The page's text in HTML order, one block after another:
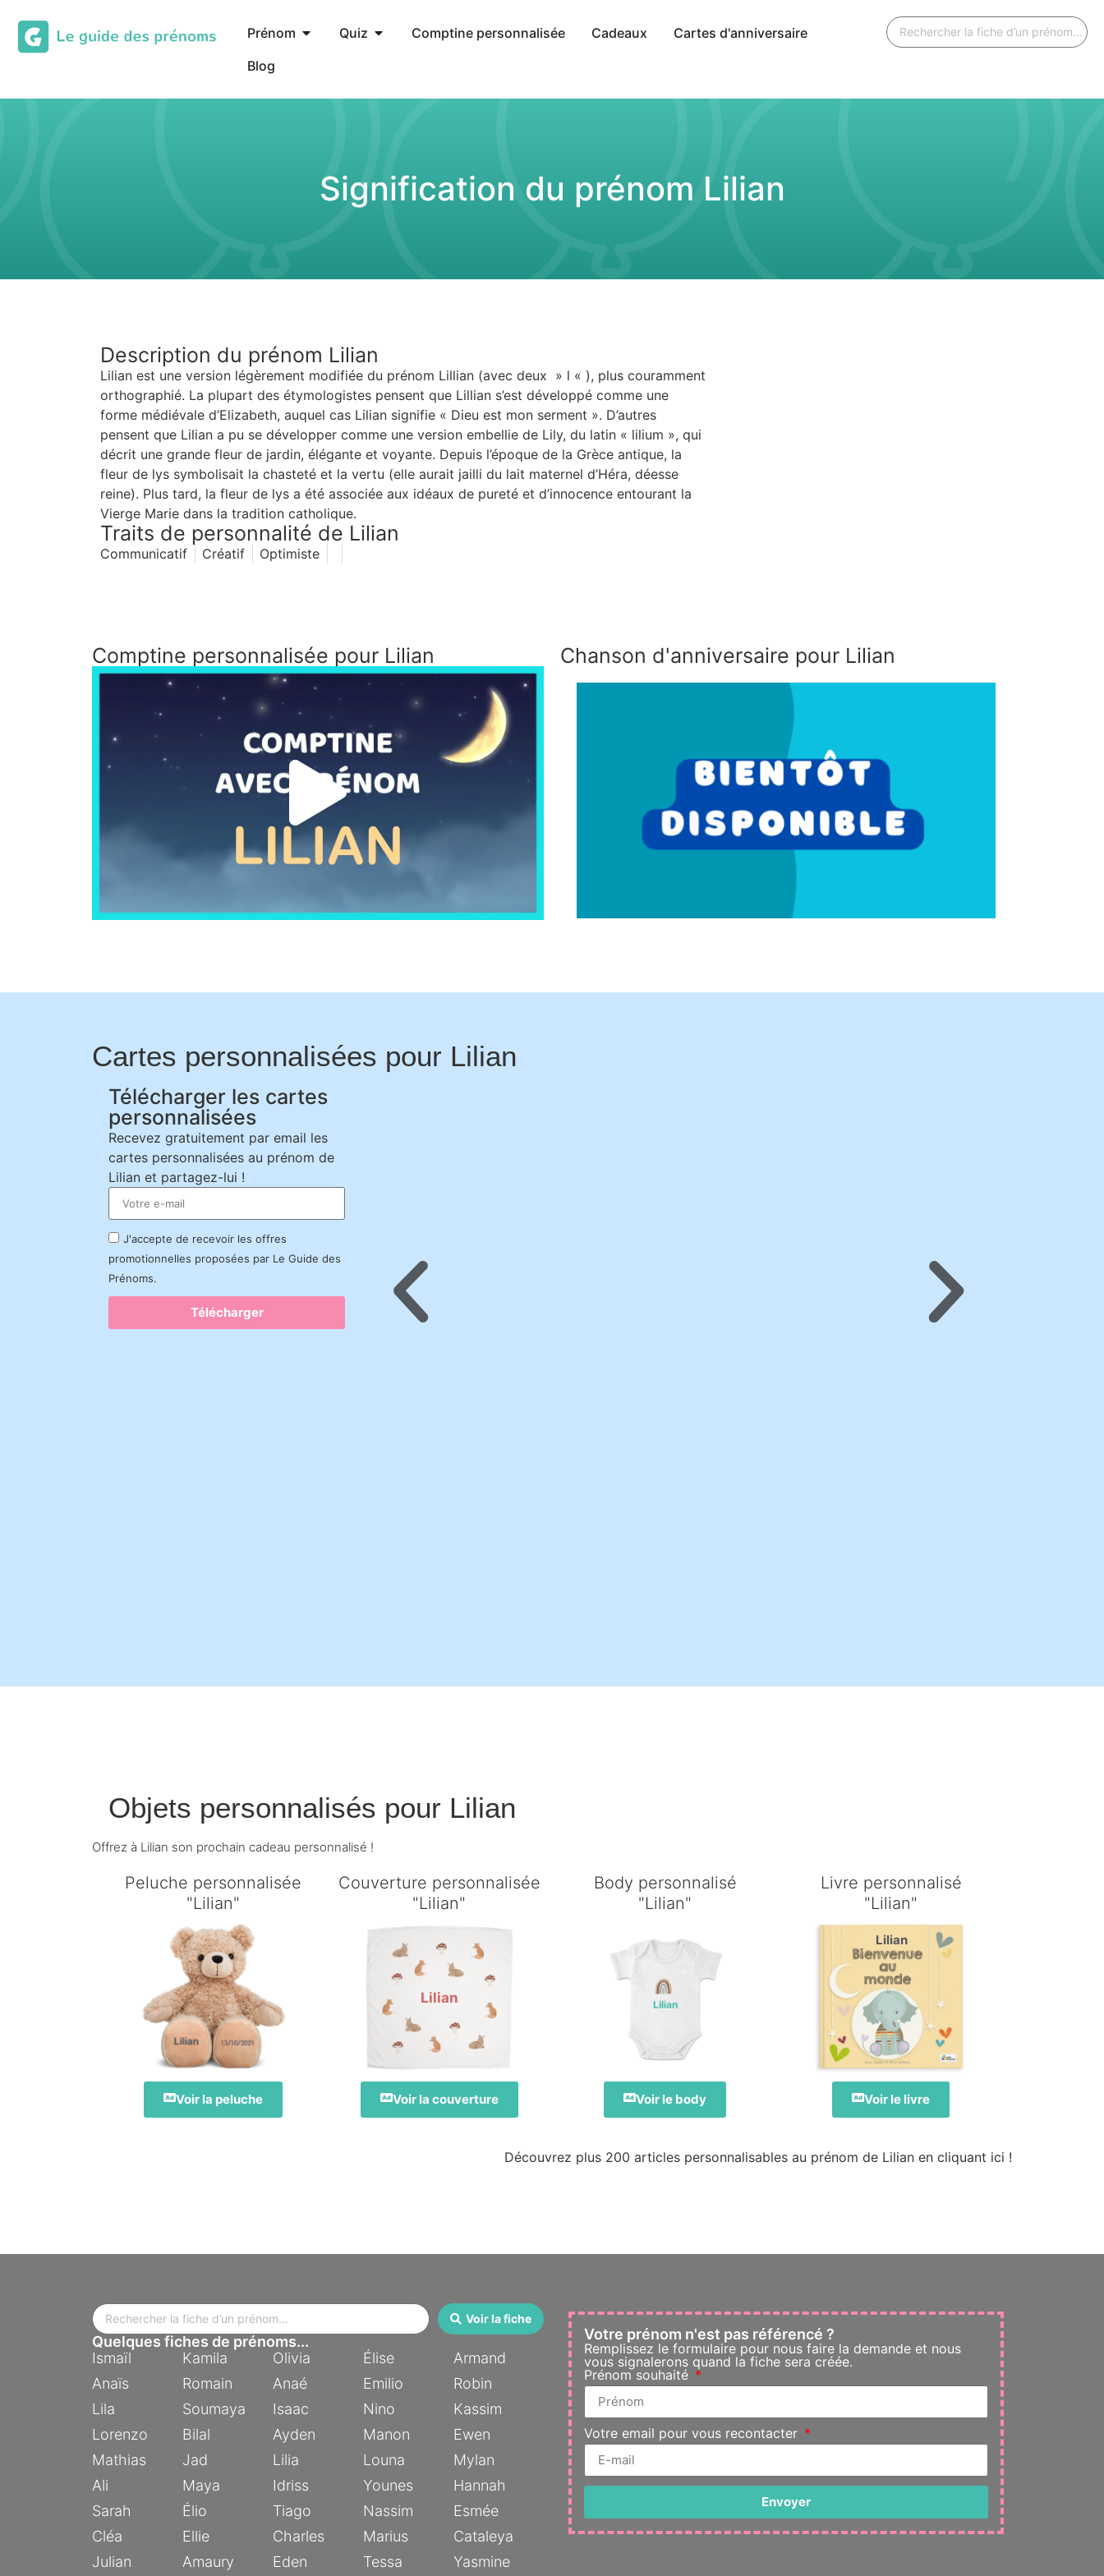
Prénom Quiz Comptine personnalisée Cadeaux
Cartes d'anniversaire
Blog
Signification du prénom Lilian
Description du prénom Lilian
Lilian est une version légèrement modifiée du prénom Lillian (avec deux » l « ), plus couramment
orthographié. La plupart des étymologistes pensent que Lillian s’est développé comme une
forme médiévale d’Elizabeth, auquel cas Lilian signifie « Dieu est mon serment ». D’autres
pensent que Lilian a pu se développer comme une version embellie de Lily, du latin « lilium », qui
décrit une grande fleur de jardin, élégante et voyante. Depuis l’époque de la Grèce antique, la
fleur de lys symbolisait la chasteté et la vertu (elle aurait jailli du lait maternel d’Héra, déesse
reine). Plus tard, la fleur de lys a été associée aux idéaux de pureté et d’innocence entourant la
Vierge Marie dans la tradition catholique.
Traits de personnalité de Lilian
Communicatif Créatif Optimiste
Comptine personnalisée pour Lilian Chanson d'anniversaire pour Lilian
Cartes personnalisées pour Lilian
Télécharger les cartes
personnalisées
Recevez gratuitement par email les
cartes personnalisées au prénom de
Lilian et partagez-lui !
J'accepte de recevoir les offres
promotionnelles proposées par Le Guide des
Prénoms.
Télécharger
Objets personnalisés pour Lilian
Offrez à Lilian son prochain cadeau personnalisé !
Peluche personnalisée
"Lilian"
Lilian
Voir la peluche
Couverture personnalisée
"Lilian"
Lilian
Voir la couverture
Body personnalisé
"Lilian"
Lilian
Voir le body
Livre personnalisé
"Lilian"
Lilian
Voir le livre
Découvrez plus 200 articles personnalisables au prénom de Lilian en cliquant ici !
Voir la fiche
Quelques fiches de prénoms...
Ismaïl
Kamila Olivia Élise
Armand
Anaïs
Romain Anaé Emilio
Robin
Lila
Soumaya Isaac Nino
Kassim
Lorenzo
Bilal Ayden Manon
Ewen
Mathias
Jad Lilia Louna
Mylan
Ali
Maya Idriss Younes
Hannah
Sarah
Élio Tiago Nassim
Esmée
Cléa
Ellie Charles Marius
Cataleya
Julian
Amaury Eden Tessa Yasmine
Votre prénom n'est pas référencé ?
Remplissez le formulaire pour nous faire la demande et nous
vous signalerons quand la fiche sera créée.
Prénom souhaité
Votre email pour vous recontacter
Envoyer